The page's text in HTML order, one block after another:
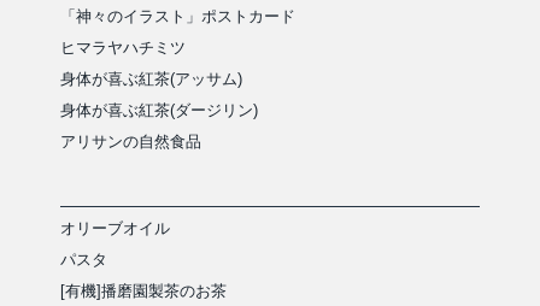
「神々のイラスト」ポストカード
ヒマラヤハチミツ
身体が喜ぶ紅茶(アッサム)
身体が喜ぶ紅茶(ダージリン)
アリサンの自然食品
オリーブオイル
パスタ
[有機]播磨園製茶のお茶